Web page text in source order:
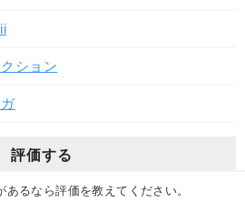
ション
評価する
あるなら評価を教えてください。